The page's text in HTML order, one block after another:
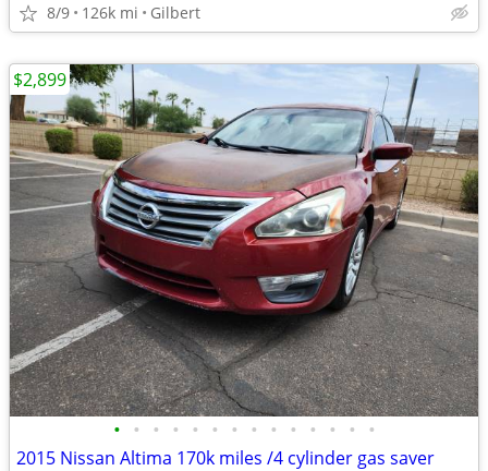
8/9 126k mi Gilbert
• • • • • • • • • • • • • •
2015 Nissan Altima 170k miles /4 cylinder gas saver
$2,899